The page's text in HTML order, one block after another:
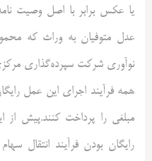
یا عکس برابر با اصل وصیت نامه
عدل متوفیان به وراث که
نوآوری شرکت سپرده‌گذاری
همه فرآیند اجرای این عمل
مبلغی را پرداخت کنند.پیش
رایگان بودن فرآیند انتقال